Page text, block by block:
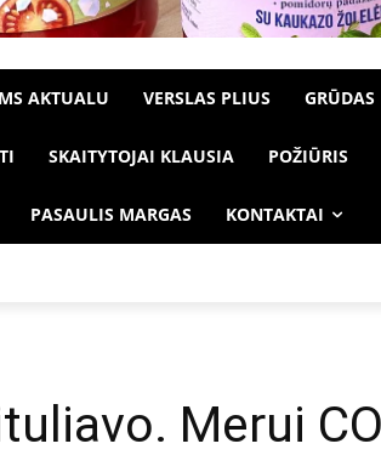
AKTUALU VERSLAS PLIUS GRŪDAS
SKAITYTOJAI KLAUSIA POŽIŪRIS
PASAULIS MARGAS KONTAKTAI
Merui